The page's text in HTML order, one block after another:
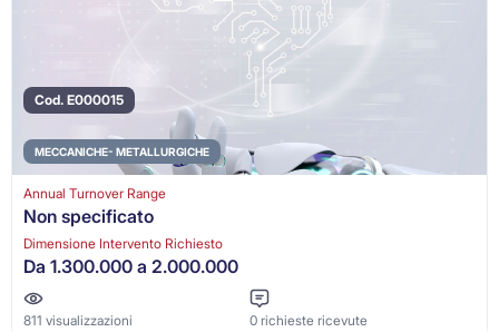
Cod. E000015
MECCANICHE- METALLURGICHE
Annual Turnover Range
Non specificato
Dimensione Intervento Richiesto
Da 1.300.000 a 2.000.000
811 visualizzazioni 0 richieste ricevute